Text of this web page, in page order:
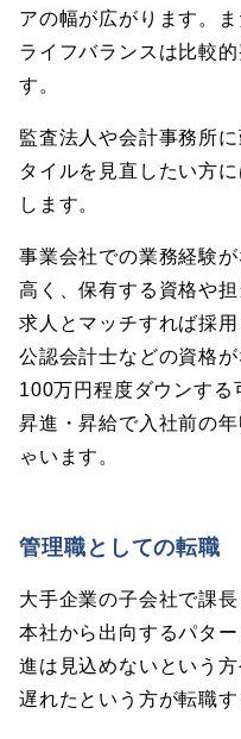
アの幅が広がります。
ライフバランスは比較
す。
監査法人や会計事務所
タイルを見直したい方
します。
事業会社での業務経験
高く、保有する資格や
求人とマッチすれば採
公認会計士などの資格
100万円程度ダウンする
昇進・昇給で入社前の
ゃいます。
管理職としての転職
大手企業の子会社で課
本社から出向するパタ
進は見込めないという
遅れたという方が転職